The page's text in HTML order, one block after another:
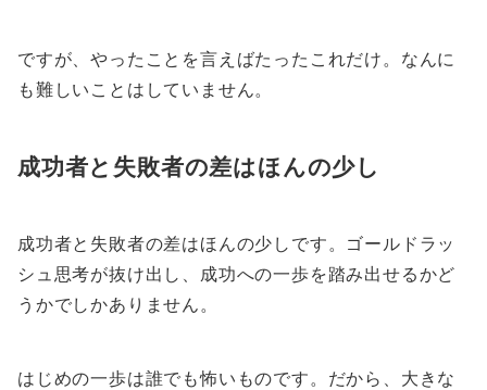
ですが、やったことを言えばたったこれだけ。なんに
も難しいことはしていません。
成功者と失敗者の差はほんの少し
成功者と失敗者の差はほんの少しです。ゴールドラッ
シュ思考が抜け出し、成功への一歩を踏み出せるかど
うかでしかありません。
はじめの一歩は誰でも怖いものです。だから、大きな